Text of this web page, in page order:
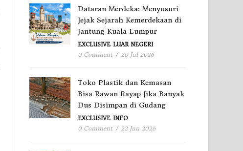
Dataran Merdeka: Menyusuri
Jejak Sejarah Kemerdekaan di
Jantung Kuala Lumpur
EXCLUSIVE LUAR NEGERI
0 Comment / 20 Jul 2026
Toko Plastik dan Kemasan
Bisa Rawan Rayap Jika Banyak
Dus Disimpan di Gudang
EXCLUSIVE INFO
0 Comment / 22 Jun 2026